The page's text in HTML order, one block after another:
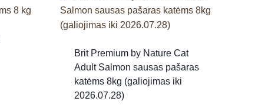
Brit Premium by Nature Cat
Adult Salmon sausas pašaras
katėms 8kg (galiojimas iki
2026.07.28)